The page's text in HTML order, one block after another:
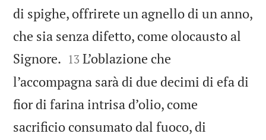
di spighe, offrirete un agnello di un anno,
che sia senza difetto, come olocausto al
Signore. 

13 L’oblazione che
l’accompagna sarà di due decimi di efa di
fior di farina intrisa d’olio, come
sacrificio consumato dal fuoco, di